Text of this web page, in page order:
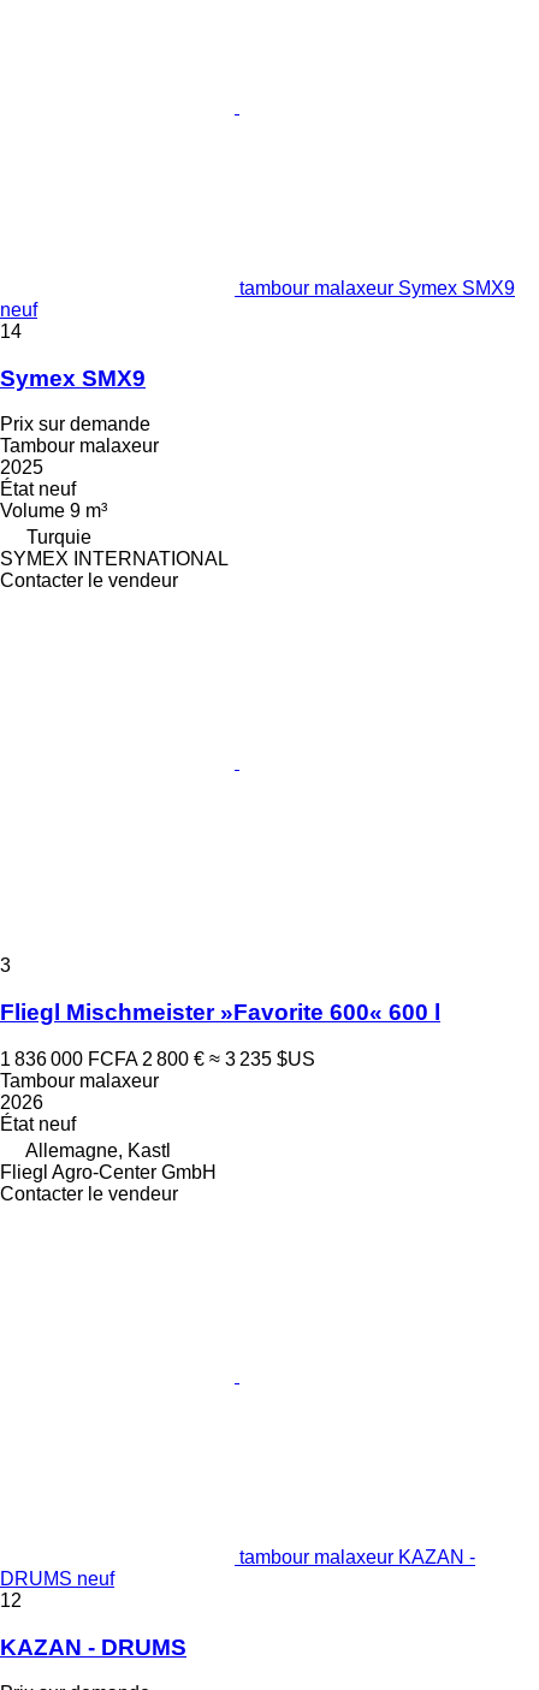
tambour malaxeur Symex SMX9
neuf
14
Symex SMX9
Prix sur demande
Tambour malaxeur
2025
Étatneuf
Volume 9 m³
Turquie
SYMEX INTERNATIONAL
Contacter le vendeur
3
Fliegl Mischmeister »Favorite 600« 600 l
1 836 000 FCFA 2 800 € ≈ 3 235 $US
Tambour malaxeur
2026
Étatneuf
Allemagne, Kastl
Fliegl Agro-Center GmbH
Contacter le vendeur
tambour malaxeur KAZAN -
DRUMS neuf
12
KAZAN - DRUMS